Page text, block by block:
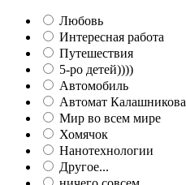
Любовь
Интересная работа
Путешествия
5-ро детей))))
Автомобиль
Автомат Калашникова
Мир во всем мире
Хомячок
Нанотехнологии
Другое...